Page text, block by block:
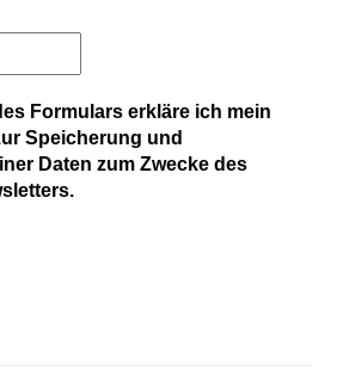
Formulars erkläre ich mein
Speicherung und
Daten zum Zwecke des